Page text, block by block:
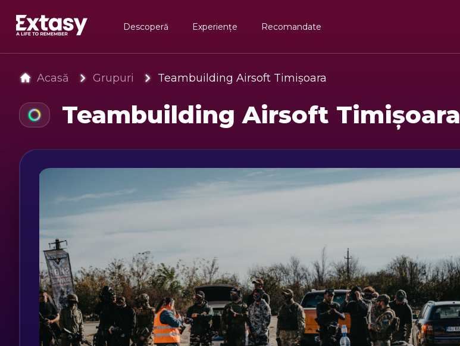
Descoperă Experiențe Recomandate
Acasă Grupuri Teambuilding Airsoft Timișoara
Teambuilding Airsoft Timișoara